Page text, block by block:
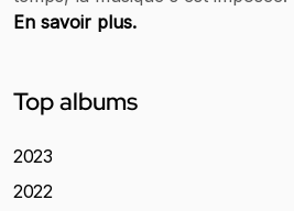
En savoir plus.
Top albums
2023
2022